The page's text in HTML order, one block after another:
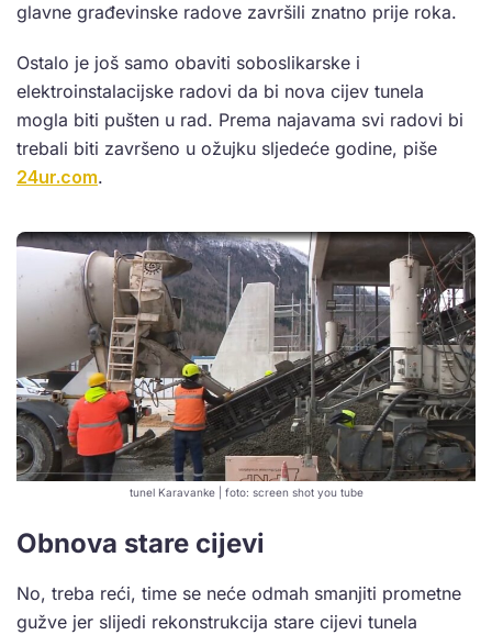
glavne građevinske radove završili znatno prije roka.
Ostalo je još samo obaviti soboslikarske i
elektroinstalacijske radovi da bi nova cijev tunela
mogla biti pušten u rad. Prema najavama svi radovi bi
trebali biti završeno u ožujku sljedeće godine, piše
24ur.com.
tunel Karavanke | foto: screen shot you tube
Obnova stare cijevi
No, treba reći, time se neće odmah smanjiti prometne
gužve jer slijedi rekonstrukcija stare cijevi tunela